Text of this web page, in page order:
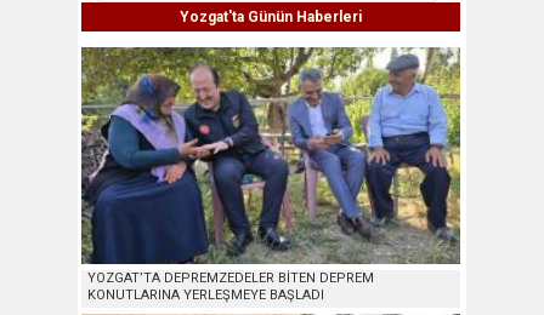
Yozgat'ta Günün Haberleri
YOZGAT’TA DEPREMZEDELER BİTEN DEPREM
KONUTLARINA YERLEŞMEYE BAŞLADI